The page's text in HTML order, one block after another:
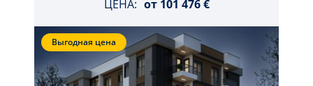
ЦЕНА: от 101 476 €
Выгодная цена